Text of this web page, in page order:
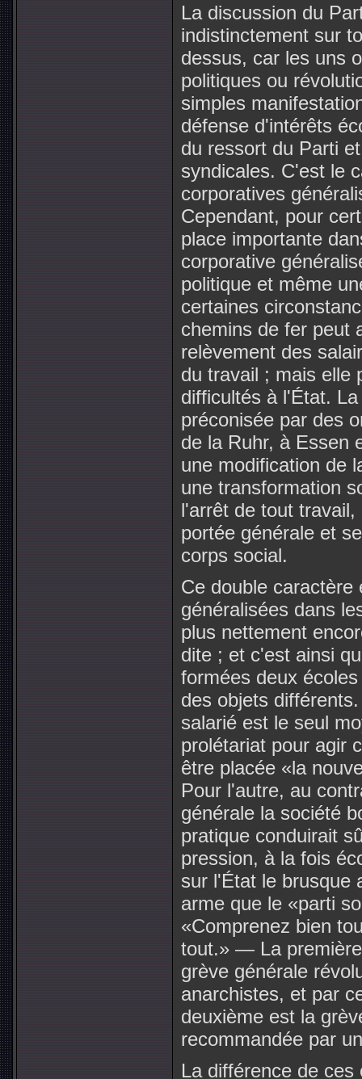
La discussion du
indistinctement sur
dessus, car les uns
politiques ou
simples
défense d'intérêts
du ressort du Parti
syndicales. C'est le
corporatives
Cependant, pour
place importante
corporative
politique et même
certaines
chemins de fer peut
relèvement des
du travail ; mais elle
difficultés à l'État.
préconisée par des
de la Ruhr, à Essen
une modification de
une transformation
l'arrêt de tout
portée générale et
corps social.
Ce double caractère
généralisées dans
plus nettement
dite ; et c'est ainsi
formées deux
des objets
salarié est le seul
prolétariat pour agir
être placée «la
Pour l'autre, au
générale la société
pratique conduirait
pression, à la fois
sur l'État le brusque
arme que le «parti
«Comprenez bien
tout.» — La
grève générale
anarchistes, et par
deuxième est la
recommandée par
La différence de